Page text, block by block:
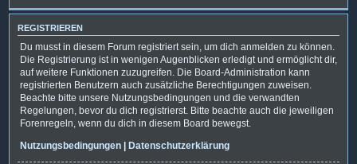
REGISTRIEREN
Du musst in diesem Forum registriert sein, um dich anmelden zu können.
Die Registrierung ist in wenigen Augenblicken erledigt und ermöglicht dir,
auf weitere Funktionen zuzugreifen. Die Board-Administration kann
registrierten Benutzern auch zusätzliche Berechtigungen zuweisen.
Beachte bitte unsere Nutzungsbedingungen und die verwandten
Regelungen, bevor du dich registrierst. Bitte beachte auch die jeweiligen
Forenregeln, wenn du dich in diesem Board bewegst.
Nutzungsbedingungen | Datenschutzerklärung